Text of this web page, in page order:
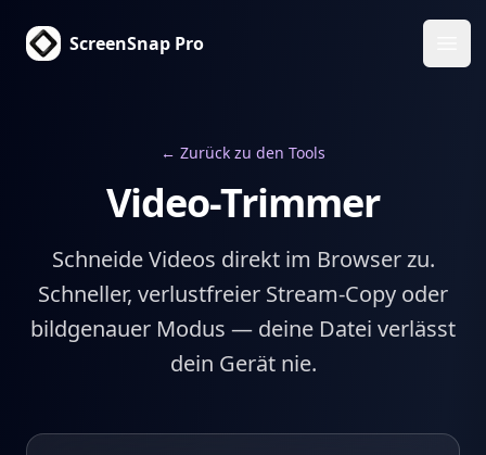
ScreenSnap Pro
← Zurück zu den Tools
Video-Trimmer
Schneide Videos direkt im Browser zu.
Schneller, verlustfreier Stream-Copy oder
bildgenauer Modus — deine Datei verlässt
dein Gerät nie.